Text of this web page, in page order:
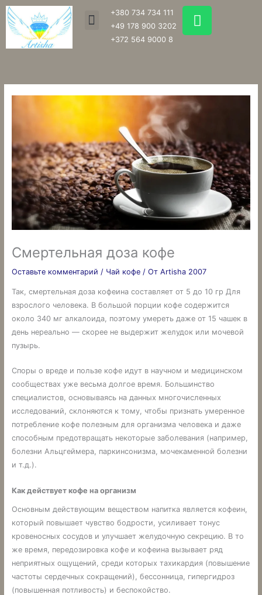
Перейти
содержимому
Menu
+380 734 734 111
+49 178 900 3202
+372 564 9000 8
W
h
a
p
p
Смертельная доза кофе
Оставьте комментарий / Чай кофе/ От Artisha 2007
Так, смертельная доза кофеина составляет от 5 до 10 гр Для
взрослого человека. В большой порции кофе содержится
около 340 мг алкалоида, поэтому умереть даже от 15 чашек в
день нереально — скорее не выдержит желудок или мочевой
пузырь.
Споры о вреде и пользе кофе идут в научном и медицинском
сообществах уже весьма долгое время. Большинство
специалистов, основываясь на данных многочисленных
исследований, склоняются к тому, чтобы признать умеренное
потребление кофе полезным для организма человека и даже
способным предотвращать некоторые заболевания (например,
болезни Альцгеймера, паркинсонизма, мочекаменной болезни
и т.д.).
Как действует кофе на организм
Основным действующим веществом напитка является кофеин,
который повышает чувство бодрости, усиливает тонус
кровеносных сосудов и улучшает желудочную секрецию. В то
же время, передозировка кофе и кофеина вызывает ряд
неприятных ощущений, среди которых тахикардия (повышение
частоты сердечных сокращений), бессонница, гипергидроз
(повышенная потливость) и беспокойство.